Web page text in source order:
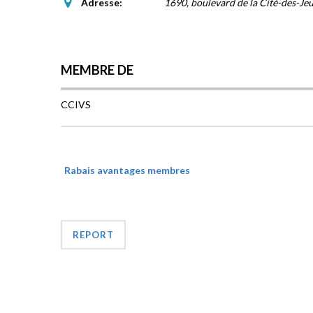
Adresse: 1690, boulevard de la Cité-des-
MEMBRE DE
CCIVS
Rabais avantages membres
REPORT